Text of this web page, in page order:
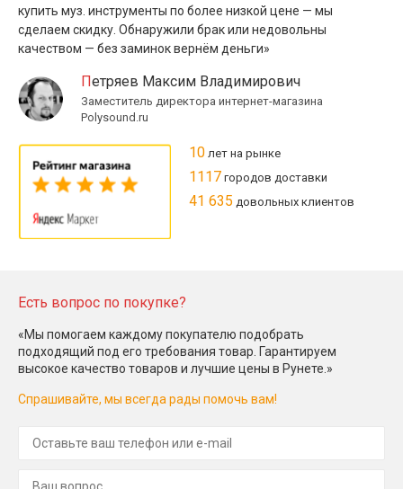
купить муз. инструменты по более низкой цене — мы
сделаем скидку. Обнаружили брак или недовольны
качеством — без заминок вернём деньги»
Петряев Максим Владимирович
Заместитель директора интернет-магазина
Polysound.ru
10 лет на рынке
1117 городов доставки
41 635 довольных клиентов
Есть вопрос по покупке?
«Мы помогаем каждому покупателю подобрать
подходящий под его требования товар. Гарантируем
высокое качество товаров и лучшие цены в Рунете.»
Спрашивайте, мы всегда рады помочь вам!